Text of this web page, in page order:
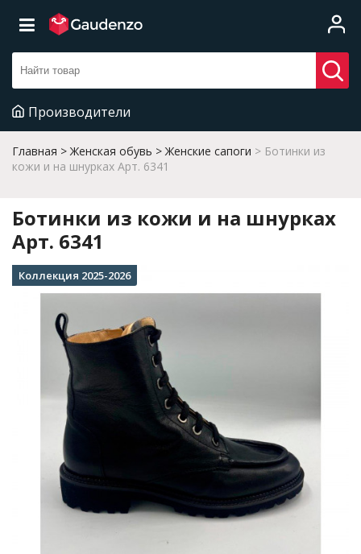
Производители
Главная Женская обувь Женские сапоги
Ботинки из
кожи и на шнурках Арт. 6341
Ботинки из кожи и на шнурках
Арт. 6341
Коллекция 2025-2026